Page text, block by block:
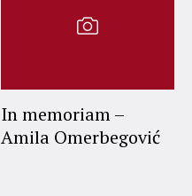
In memoriam –
Amila Omerbegović